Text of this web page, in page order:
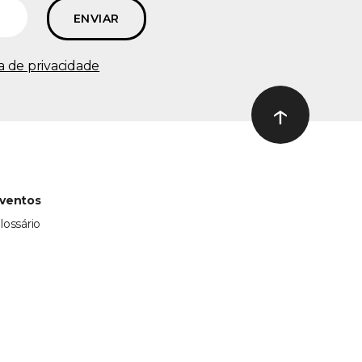
de privacidade
Ir ao topo
↑